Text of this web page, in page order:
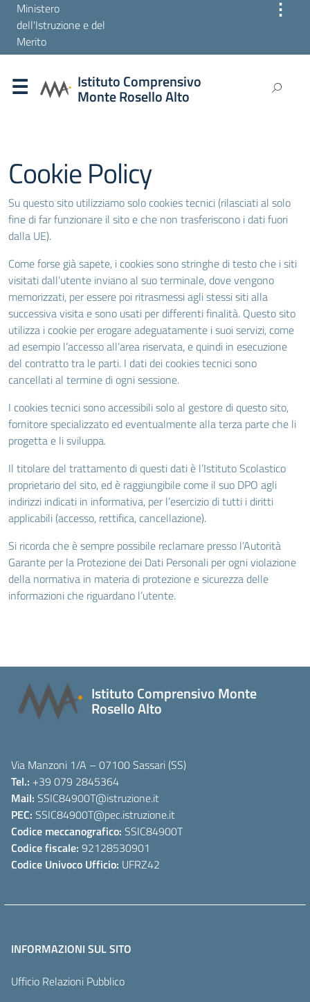
Ministero
dell'Istruzione e del
Merito
⋮
Istituto Comprensivo
Monte Rosello Alto
Cookie Policy
Su questo sito utilizziamo solo cookies tecnici (rilasciati al solo
fine di far funzionare il sito e che non trasferiscono i dati fuori
dalla UE).
Come forse già sapete, i cookies sono stringhe di testo che i siti
visitati dall’utente inviano al suo terminale, dove vengono
memorizzati, per essere poi ritrasmessi agli stessi siti alla
successiva visita e sono usati per differenti finalità. Questo sito
utilizza i cookie per erogare adeguatamente i suoi servizi, come
ad esempio l’accesso all’area riservata, e quindi in esecuzione
del contratto tra le parti. I dati dei cookies tecnici sono
cancellati al termine di ogni sessione.
I cookies tecnici sono accessibili solo al gestore di questo sito,
fornitore specializzato ed eventualmente alla terza parte che li
progetta e li sviluppa.
Il titolare del trattamento di questi dati è l’Istituto Scolastico
proprietario del sito, ed è raggiungibile come il suo DPO agli
indirizzi indicati in informativa, per l’esercizio di tutti i diritti
applicabili (accesso, rettifica, cancellazione).
Si ricorda che è sempre possibile reclamare presso l’Autorità
Garante per la Protezione dei Dati Personali per ogni violazione
della normativa in materia di protezione e sicurezza delle
informazioni che riguardano l’utente.
Istituto Comprensivo Monte
Rosello Alto
Via Manzoni 1/A – 07100 Sassari (SS)
Tel.: +39 079 2845364
Mail: SSIC84900T@istruzione.it
PEC: SSIC84900T@pec.istruzione.it
Codice meccanografico: SSIC84900T
Codice fiscale: 92128530901
Codice Univoco Ufficio: UFRZ42
INFORMAZIONI SUL SITO
Ufficio Relazioni Pubblico